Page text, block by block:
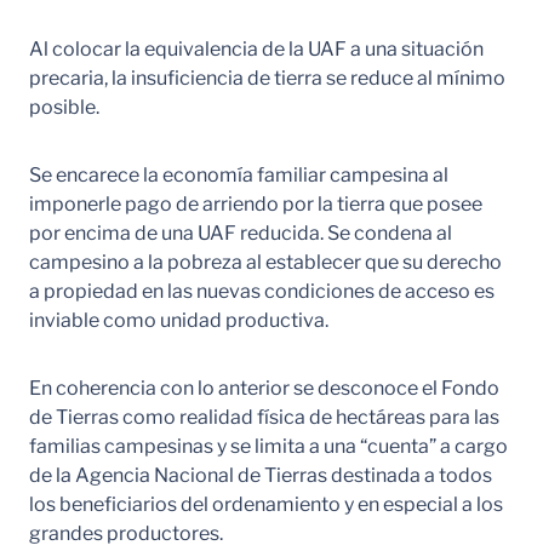
Al colocar la equivalencia de la UAF a una situación
precaria, la insuficiencia de tierra se reduce al mínimo
posible.
Se encarece la economía familiar campesina al
imponerle pago de arriendo por la tierra que posee
por encima de una UAF reducida. Se condena al
campesino a la pobreza al establecer que su derecho
a propiedad en las nuevas condiciones de acceso es
inviable como unidad productiva.
En coherencia con lo anterior se desconoce el Fondo
de Tierras como realidad física de hectáreas para las
familias campesinas y se limita a una “cuenta” a cargo
de la Agencia Nacional de Tierras destinada a todos
los beneficiarios del ordenamiento y en especial a los
grandes productores.